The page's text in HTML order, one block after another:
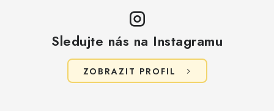
Sledujte nás na Instagramu
ZOBRAZIT PROFIL